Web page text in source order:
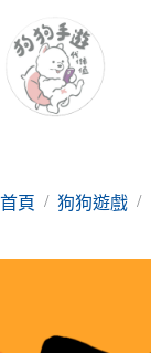
至
要
首頁 / 狗狗遊戲 /